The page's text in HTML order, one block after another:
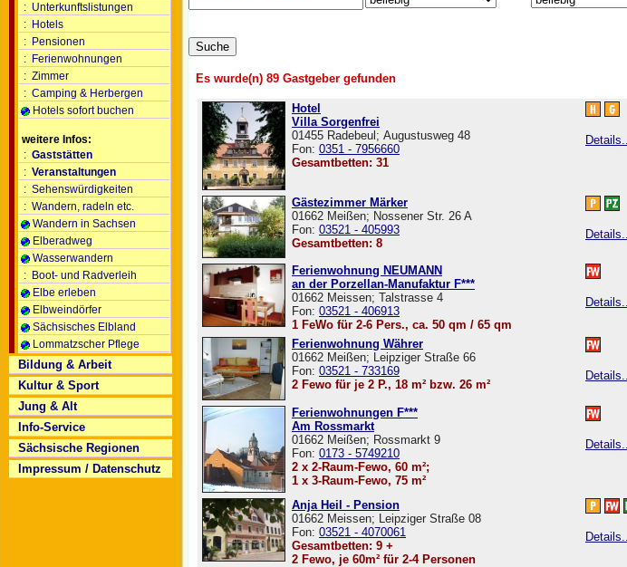
: Unterkunftslistungen
: Hotels
: Pensionen
: Ferienwohnungen
: Zimmer
: Camping & Herbergen
Hotels sofort buchen
weitere Infos:
: Gaststätten
: Veranstaltungen
: Sehenswürdigkeiten
: Wandern, radeln etc.
Wandern in Sachsen
Elberadweg
Wasserwandern
: Boot- und Radverleih
Elbe erleben
Elbweindörfer
Sächsisches Elbland
Lommatzscher Pflege
Bildung & Arbeit
Kultur & Sport
Jung & Alt
Info-Service
Sächsische Regionen
Impressum / Datenschutz
Es wurde(n) 89 Gastgeber gefunden
Hotel
Villa Sorgenfrei
01455 Radebeul; Augustusweg 48
Fon: 0351 - 7956660
Gesamtbetten: 31
Gästezimmer Märker
01662 Meißen; Nossener Str. 26 A
Fon: 03521 - 405993
Gesamtbetten: 8
Ferienwohnung NEUMANN
an der Porzellan-Manufaktur F***
01662 Meissen; Talstrasse 4
Fon: 03521 - 406913
1 FeWo für 2-6 Pers., ca. 50 qm / 65 qm
Ferienwohnung Währer
01662 Meißen; Leipziger Straße 66
Fon: 03521 - 733169
2 Fewo für je 2 P., 18 m² bzw. 26 m²
Ferienwohnungen F***
Am Rossmarkt
01662 Meißen; Rossmarkt 9
Fon: 0173 - 5749210
2 x 2-Raum-Fewo, 60 m²;
1 x 3-Raum-Fewo, 75 m²
Anja Heil - Pension
01662 Meissen; Leipziger Straße 08
Fon: 03521 - 4070061
Gesamtbetten: 9 +
2 Fewo, je 60m² für 2-4 Personen